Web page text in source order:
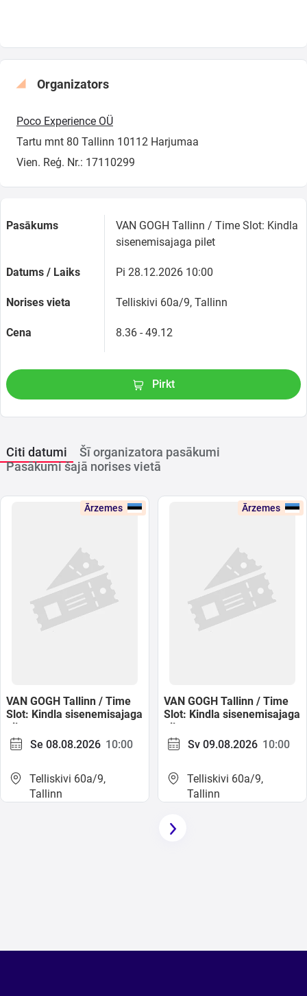
Organizators
Poco Experience OÜ
Tartu mnt 80 Tallinn 10112 Harjumaa
Vien. Reģ. Nr.: 17110299
Pasākums
VAN GOGH Tallinn / Time Slot: Kindla
sisenemisajaga pilet
Datums / Laiks Pi 28.12.2026 10:00
Norises vieta Telliskivi 60a/9, Tallinn
Cena 8.36 - 49.12
Pirkt
Citi datumi
Šī organizatora pasākumi
Pasākumi šajā norises vietā
VAN GOGH Tallinn / Time
Slot: Kindla sisenemisajaga
pilet
Ārzemes
Se 08.08.2026 10:00
Telliskivi 60a/9,
Tallinn
VAN GOGH Tallinn / Time
Slot: Kindla sisenemisajaga
pilet
Ārzemes
Sv 09.08.2026 10:00
Telliskivi 60a/9,
Tallinn